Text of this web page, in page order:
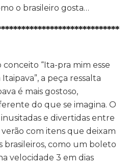
o brasileiro gosta…
“Ita-pra mim esse
a peça ressalta
é mais gostoso,
do que se imagina. O
e divertidas entre
com itens que deixam
brasileiros, como um boleto
velocidade 3 em dias